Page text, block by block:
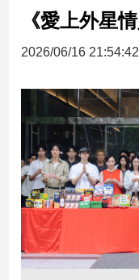
財
新
經/
股
市
房
地
產
品
《愛上外星
2026/06/16 21:54:42